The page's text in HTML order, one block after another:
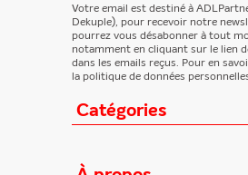
Catégories
Votre email est destiné à
Dekuple), pour recevoir notre
pourrez vous désabonner à tout
notamment en cliquant sur le lien
dans les emails reçus. Pour en
la politique de données